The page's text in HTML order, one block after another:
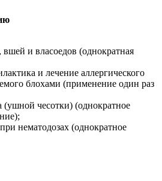
и власоедов (однократная
и лечение аллергического
блохами (применение один раз
(ушной чесотки) (однократное
нематодозах (однократное